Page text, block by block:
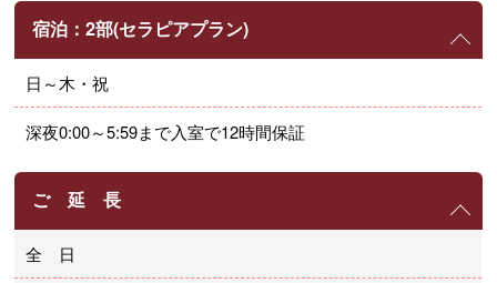
宿泊：2部(セラピアプラン)
日～木・祝
深夜0:00～5:59まで入室で12時間保証
ご 延 長
全 日